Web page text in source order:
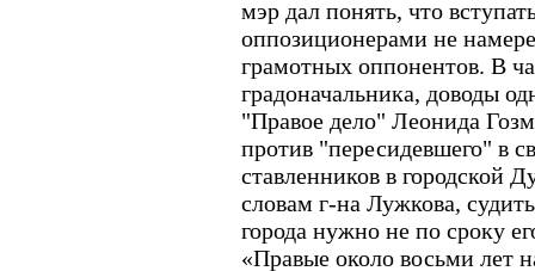
мэр дал понять, что
оппозиционерами не
грамотных оппонентов. В
градоначальника, доводы
"Правое дело" Леонида
против "пересидевшего" в
ставленников в городской
словам г-на Лужкова,
города нужно не по сроку
«Правые около восьми лет